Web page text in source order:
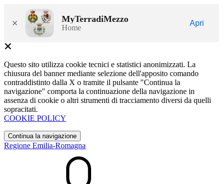
× MyTerradiMezzo
Home
Apri
Questo sito utilizza cookie tecnici e statistici anonimizzati. La
chiusura del banner mediante selezione dell'apposito comando
contraddistinto dalla X o tramite il pulsante "Continua la
navigazione" comporta la continuazione della navigazione in
assenza di cookie o altri strumenti di tracciamento diversi da quelli
sopracitati.
COOKIE POLICY
Continua la navigazione
Regione Emilia-Romagna